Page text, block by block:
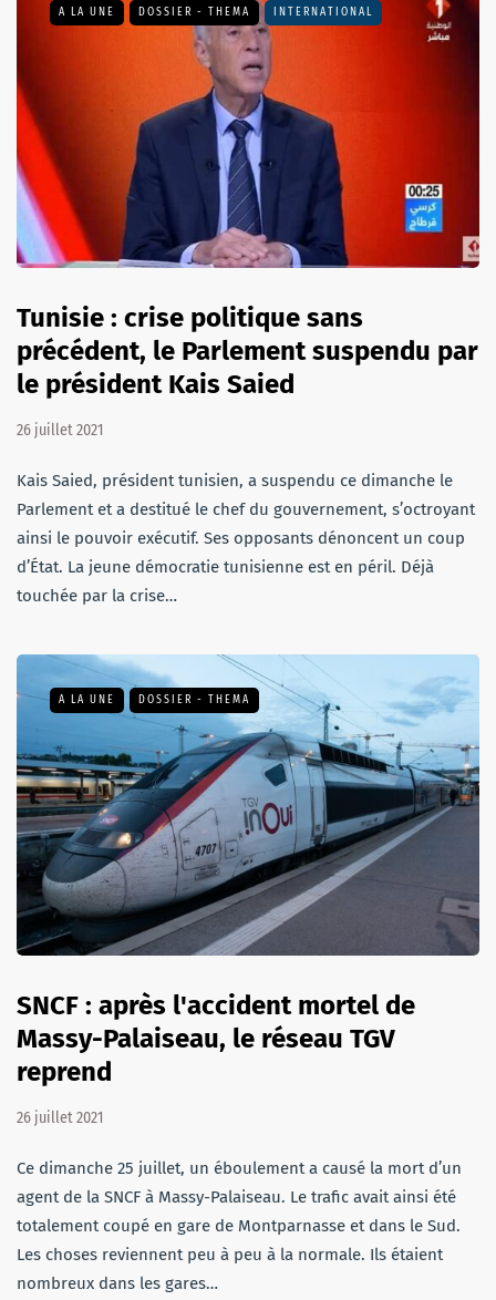
A LA UNE DOSSIER - THEMA INTERNATIONAL
Tunisie : crise politique sans
précédent, le Parlement suspendu par
le président Kais Saied
26 juillet 2021
Kais Saied, président tunisien, a suspendu ce dimanche le
Parlement et a destitué le chef du gouvernement, s’octroyant
ainsi le pouvoir exécutif. Ses opposants dénoncent un coup
d’État. La jeune démocratie tunisienne est en péril. Déjà
touchée par la crise…
A LA UNE DOSSIER - THEMA
SNCF : après l'accident mortel de
Massy-Palaiseau, le réseau TGV
reprend
26 juillet 2021
Ce dimanche 25 juillet, un éboulement a causé la mort d’un
agent de la SNCF à Massy-Palaiseau. Le trafic avait ainsi été
totalement coupé en gare de Montparnasse et dans le Sud.
Les choses reviennent peu à peu à la normale. Ils étaient
nombreux dans les gares…